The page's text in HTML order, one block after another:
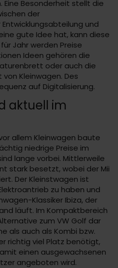
Eine Besonderheit stellt die
der
und
gute Idee hat, kann diese
Jahr werden Preise
Ideen gehören die
oder auch die
Kleinwagen. Des
auf Digitalisierung.
aktuell im
allem Kleinwagen baute
niedrige Preise im
lange vorbei. Mittlerweile
stark besetzt, wobei der Mii
Der Kleinstwagen ist
zu haben und
Klassiker Ibiza, der
läuft. Im Kompaktbereich
zum VW Golf dar
als auch als Kombi bzw.
richtig viel Platz benötigt,
einen ausgewachsenen
angeboten wird.